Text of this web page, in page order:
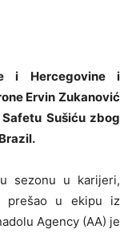
i Hercegovine i
Ervin Zukanović
Sušiću zbog
sezonu u karijeri,
prešao u ekipu iz
Agency (AA) je